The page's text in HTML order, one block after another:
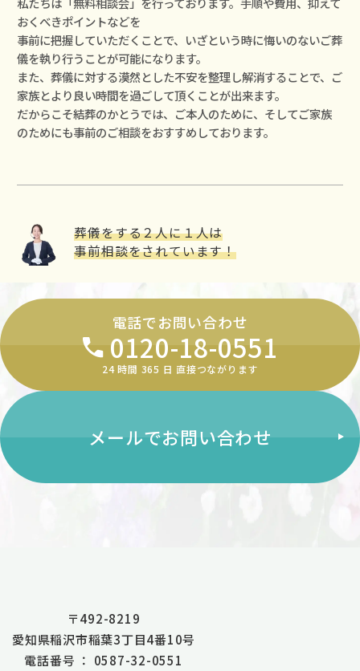
おくべきポイントなどを
事前に把握していただくことで、いざという時に悔いのないご葬
儀を執り⾏うことが可能になります。
また、葬儀に対する漠然とした不安を整理し解消することで、ご
家族とより良い時間を過ごして頂くことが出来ます。
だからこそ結葬のかとうでは、ご本⼈のために、そしてご家族
のためにも事前のご相談をおすすめしております。
葬儀をする２⼈に１⼈は
事前相談をされています！
電話でお問い合わせ
0120-18-0551
24 時間 365 ⽇ 直接つながります
メールでお問い合わせ
〒492-8219
愛知県稲沢市稲葉3丁目4番10号
電話番号 ： 0587-32-0551